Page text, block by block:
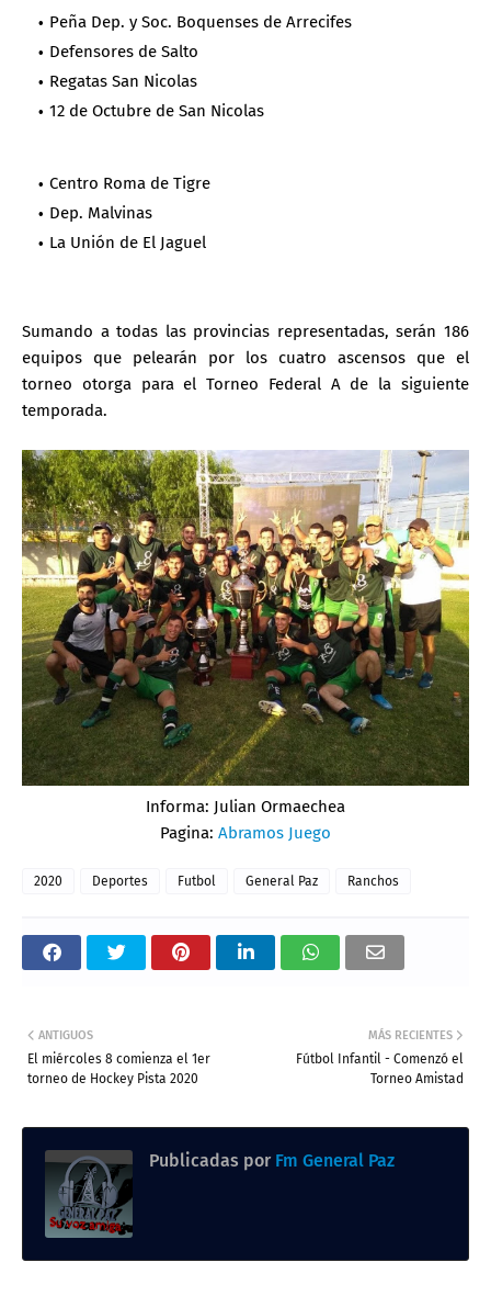
Peña Dep. y Soc. Boquenses de Arrecifes
Defensores de Salto
Regatas San Nicolas
12 de Octubre de San Nicolas
Centro Roma de Tigre
Dep. Malvinas
La Unión de El Jaguel
Sumando a todas las provincias representadas, serán 186
equipos que pelearán por los cuatro ascensos que el
torneo otorga para el Torneo Federal A de la siguiente
temporada.
Informa: Julian Ormaechea
Pagina: Abramos Juego
2020 Deportes Futbol General Paz Ranchos
MÁS RECIENTES
Fútbol Infantil - Comenzó el
Torneo Amistad
ANTIGUOS
El miércoles 8 comienza el 1er
torneo de Hockey Pista 2020
Publicadas por Fm General Paz